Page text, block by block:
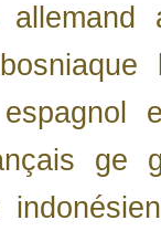
allemand
bosniaque
espagnol
ge
indonésien